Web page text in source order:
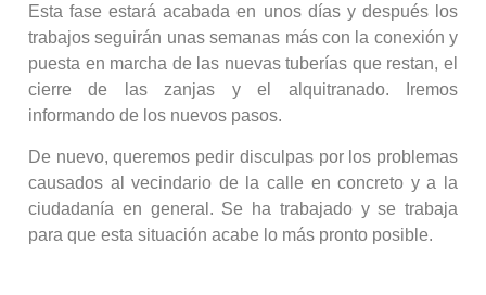
Esta fase estará acabada en unos días y después los
trabajos seguirán unas semanas más con la conexión y
puesta en marcha de las nuevas tuberías que restan, el
cierre de las zanjas y el alquitranado. Iremos
informando de los nuevos pasos.
De nuevo, queremos pedir disculpas por los problemas
causados al vecindario de la calle en concreto y a la
ciudadanía en general. Se ha trabajado y se trabaja
para que esta situación acabe lo más pronto posible.